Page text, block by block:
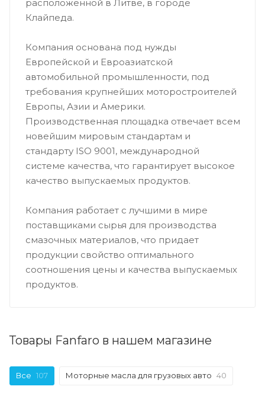
расположенной в Литве, в городе
Клайпеда.
Компания основана под нужды
Европейской и Евроазиатской
автомобильной промышленности, под
требования крупнейших моторостроителей
Европы, Азии и Америки.
Производственная площадка отвечает всем
новейшим мировым стандартам и
стандарту ISO 9001, международной
системе качества, что гарантирует высокое
качество выпускаемых продуктов.
Компания работает с лучшими в мире
поставщиками сырья для производства
смазочных материалов, что придает
продукции свойство оптимального
соотношения цены и качества выпускаемых
продуктов.
Товары Fanfaro в нашем магазине
Все 107 Моторные масла для грузовых авто 40